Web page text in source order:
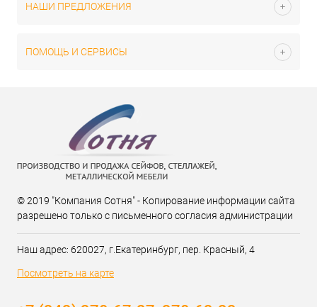
НАШИ ПРЕДЛОЖЕНИЯ
ПОМОЩЬ И СЕРВИСЫ
© 2019 "Компания Сотня" - Копирование информации сайта
разрешено только с письменного согласия администрации
Наш адрес: 620027, г.Екатеринбург, пер. Красный, 4
Посмотреть на карте